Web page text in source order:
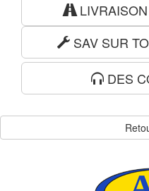
SAV SUR
DES